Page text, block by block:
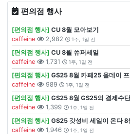
편의점 행사
[편의점 행사] CU 8월 모아보기
caffeine
2,982 1주, 1일 전
[편의점 행사] CU 8월 쓔퍼세일
caffeine
1,731 1주, 1일 전
[편의점 행사] GS25 8월 카페25 올데이
caffeine
989 1주, 1일 전
[편의점 행사] GS25 8월 GS25의 결제수
caffeine
1,399 1주, 1일 전
[편의점 행사] GS25 갓성비 세일이 온다
caffeine
1,946 1주, 1일 전